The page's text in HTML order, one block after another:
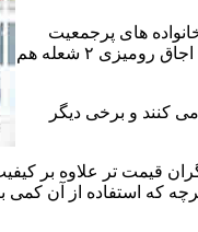
های پرجمعیت
اجاق های ۵ یا ۶ شعله مناسب است اما یک خانواده کم جمعیت با یک اجاق ۴ شعله یا اجاق رومیزی ۲ شعله هم
کنند و برخی دیگر
قیمت تر علاوه بر
استفاده از آن کمی